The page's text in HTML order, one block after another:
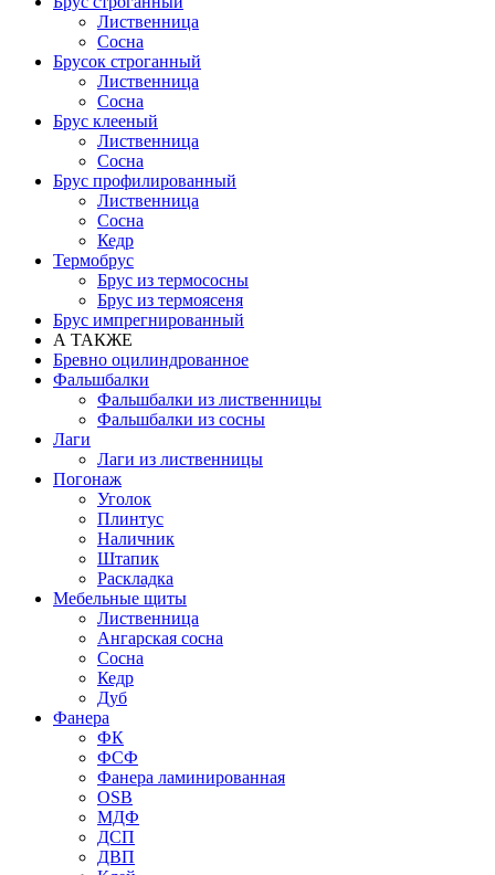
Лиственница
Сосна
Брусок строганный
Лиственница
Сосна
Брус клееный
Лиственница
Сосна
Брус профилированный
Лиственница
Сосна
Кедр
Термобрус
Брус из термососны
Брус из термоясеня
Брус импрегнированный
А ТАКЖЕ
Бревно оцилиндрованное
Фальшбалки
Фальшбалки из лиственницы
Фальшбалки из сосны
Лаги
Лаги из лиственницы
Погонаж
Уголок
Плинтус
Наличник
Штапик
Раскладка
Мебельные щиты
Лиственница
Ангарская сосна
Сосна
Кедр
Дуб
Фанера
ФК
ФСФ
Фанера ламинированная
OSB
МДФ
ДСП
ДВП